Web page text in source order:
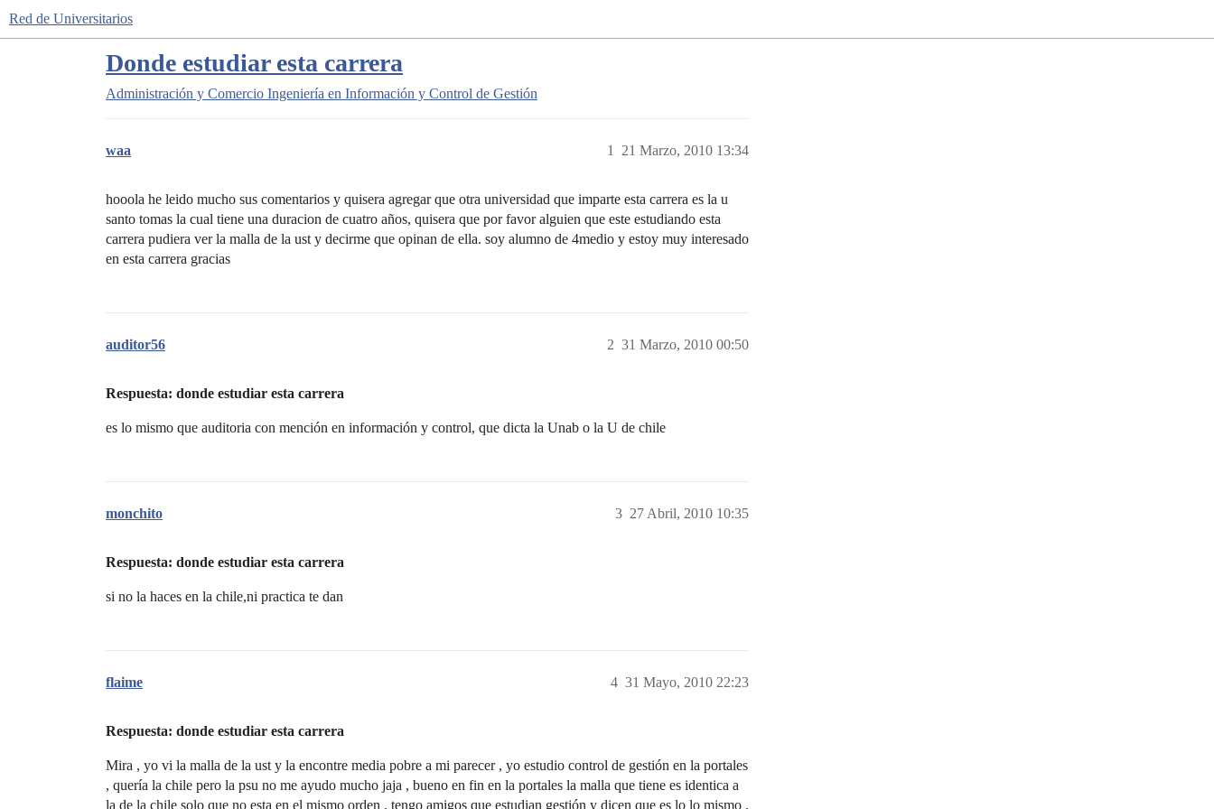
Red de Universitarios
Donde estudiar esta carrera
Administración y Comercio Ingeniería en Información y Control de Gestión
waa 21 Marzo, 2010 13:34
1
hooola he leido mucho sus comentarios y quisera agregar que otra universidad que imparte esta carrera es la u
santo tomas la cual tiene una duracion de cuatro años, quisera que por favor alguien que este estudiando esta
carrera pudiera ver la malla de la ust y decirme que opinan de ella. soy alumno de 4medio y estoy muy interesado
en esta carrera gracias
auditor56 31 Marzo, 2010 00:50
2
Respuesta: donde estudiar esta carrera
es lo mismo que auditoria con mención en información y control, que dicta la Unab o la U de chile
monchito 27 Abril, 2010 10:35
3
Respuesta: donde estudiar esta carrera
si no la haces en la chile,ni practica te dan
flaime 31 Mayo, 2010 22:23
4
Respuesta: donde estudiar esta carrera
Mira , yo vi la malla de la ust y la encontre media pobre a mi parecer , yo estudio control de gestión en la portales
, quería la chile pero la psu no me ayudo mucho jaja , bueno en fin en la portales la malla que tiene es identica a
la de la chile solo que no esta en el mismo orden , tengo amigos que estudian gestión y dicen que es lo lo mismo ,